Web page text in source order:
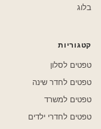
בלוג
קטגוריות
טפטים לסלון
טפטים לחדר שינה
טפטים למשרד
טפטים לחדרי ילדים